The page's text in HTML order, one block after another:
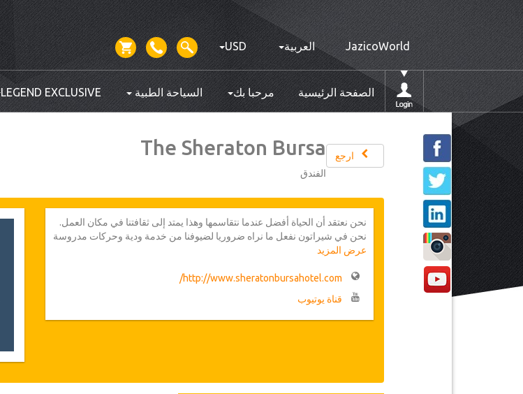
JazicoWorld العربية USD
الصفحة الرئيسية مرحبا بك السياحة الطبية LEGEND EXCLUSIVE
ارجع The Sheraton Bursa
الفندق
نحن نعتقد أن الحياة أفضل عندما نتقاسمها وهذا يمتد إلى ثقافتنا في مكان العمل.
نحن في شيراتون نفعل ما نراه ضروريا لضيوفنا من خدمة ودية وحركات مدروسة
تخلق روابط دائمة. لدينا يد عاملة ديناميكية تتألف من أشخاص موهوبين من جميع
المتميزة، والتدريب على مستوى عالمي والتطور المهني الاستراتيجي للتجربة
الاستثنائية المرتبطة بها.
عرض المزيد
http://www.sheratonbursahotel.com/
قناة يوتيوب